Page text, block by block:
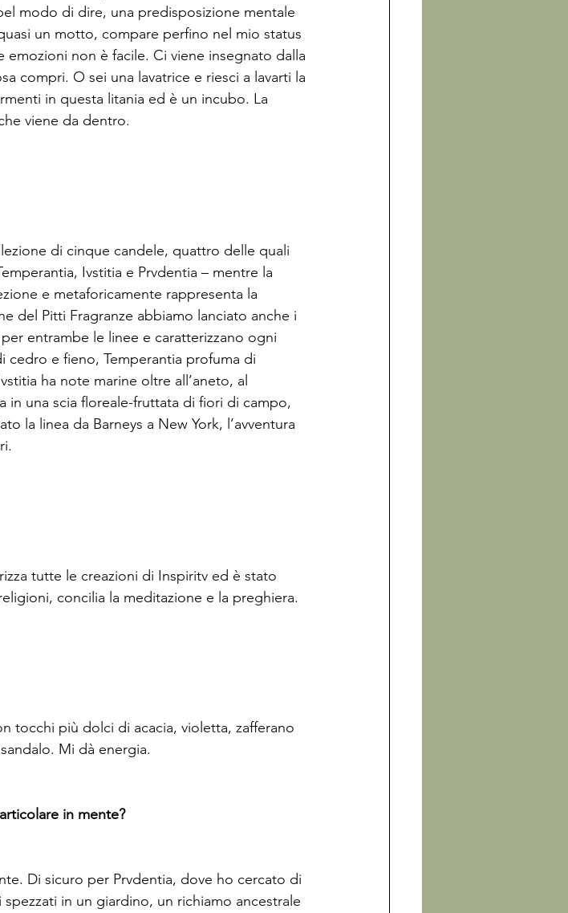
modo di dire, una predisposizione mentale
un motto, compare perfino nel mio status
non è facile. Ci viene insegnato dalla
compri. O sei una lavatrice e riesci a lavarti la
in questa litania ed è un incubo. La
viene da dentro.
di cinque candele, quattro delle quali
Ivstitia e Prvdentia – mentre la
e metaforicamente rappresenta la
del Pitti Fragranze abbiamo lanciato anche i
entrambe le linee e caratterizzano ogni
cedro e fieno, Temperantia profuma di
ha note marine oltre all’aneto, al
in una scia floreale-fruttata di fiori di campo,
la linea da Barneys a New York, l’avventura
tutte le creazioni di Inspiritv ed è stato
concilia la meditazione e la preghiera.
tocchi più dolci di acacia, violetta, zafferano
Mi dà energia.
in mente?
Di sicuro per Prvdentia, dove ho cercato di
in un giardino, un richiamo ancestrale